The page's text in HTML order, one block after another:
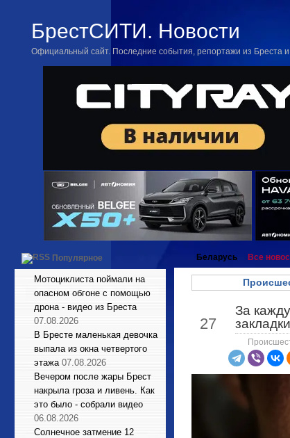
БрестСИТИ. Новости
Официальный сайт. Последние события, репортажи из Бреста
Популярное
Мотоциклиста поймали на
опасном обгоне с помощью
дрона - видео из Бреста
07.08.2026
В Бресте маленькая девочка
выпала из окна четвертого
этажа 07.08.2026
Вечером после жары Брест
накрыла гроза и ливень. Как
это было - собрали видео
06.08.2026
Солнечное затмение 12
Беларусь Все
27
За
закладки